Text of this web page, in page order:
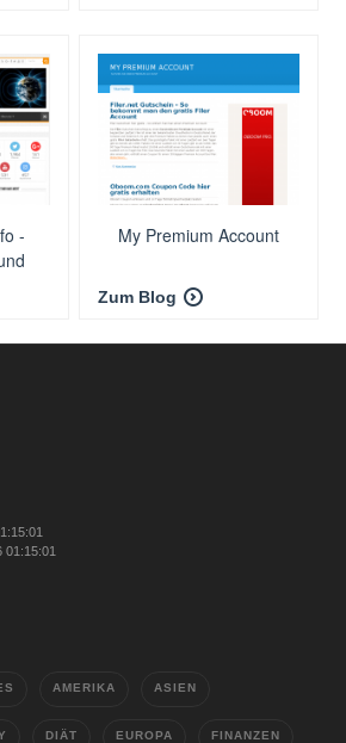
-
My Premium Account
Zum Blog
01:15:01
AMERIKA ASIEN
DIÄT EUROPA FINANZEN